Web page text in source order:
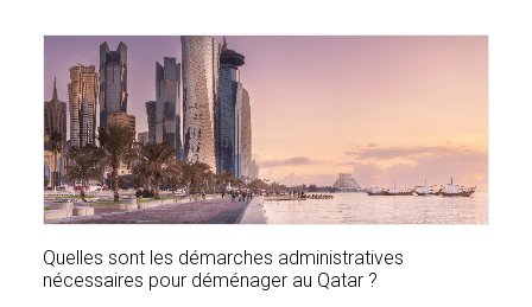
Quelles sont les démarches administratives
nécessaires pour déménager au Qatar ?